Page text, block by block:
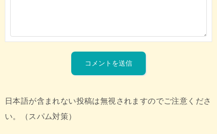
日本語が含まれない投稿は無視されますのでご注意くださ
い。（スパム対策）